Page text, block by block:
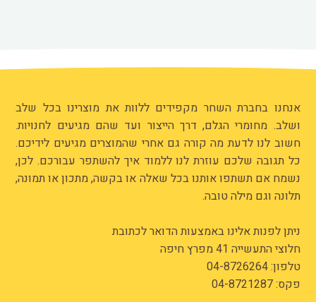
אנחנו בחברת השחר מקפידים ללוות את מוצרינו בכל שלב
ושלב. מחומרי הגלם, דרך הייצור ועד שהם מגיעים לחנויות.
חשוב לנו לדעת מה קורה גם אחרי שהמוצרים מגיעים לידיכם.
כל תגובה שלכם עוזרת לנו ללמוד איך להשתפר עבורכם. לכן,
נשמח אם תשתפו אותנו בכל שאלה או בקשה, מתכון או תמונה,
תלונה וגם מילה טובה.
ניתן לפנות אלינו באמצעות הדואר לכתובת
חלוצי התעשייה 41 מפרץ חיפה
טלפון:04-8726264
פקס: 04-8721287